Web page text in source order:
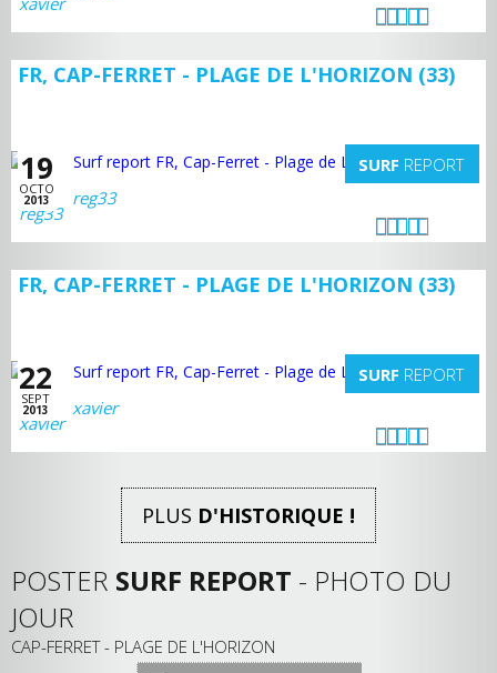
FR, CAP-FERRET - PLAGE DE L'HORIZON (33)
19
OCTO
2013
SURF REPORT
reg33
FR, CAP-FERRET - PLAGE DE L'HORIZON (33)
22
SEPT
2013
SURF REPORT
xavier
PLUS D'HISTORIQUE !
POSTER SURF REPORT - PHOTO DU
JOUR
CAP-FERRET - PLAGE DE L'HORIZON